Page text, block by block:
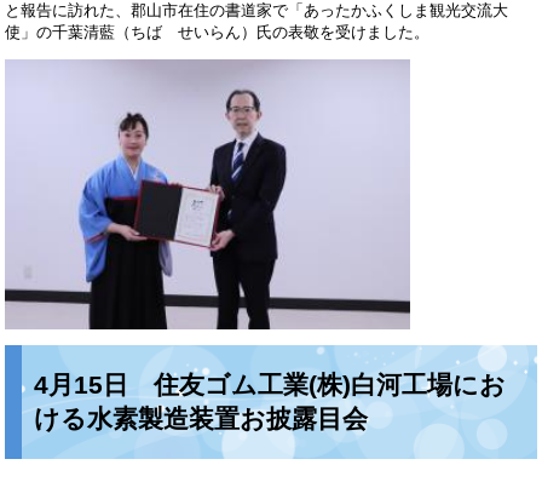
と報告に訪れた、郡山市在住の書道家で「あったかふくしま観光交流大
使」の千葉清藍（ちば せいらん）氏の表敬を受けました。
4月15日 住友ゴム工業(株)白河工場にお
ける水素製造装置お披露目会